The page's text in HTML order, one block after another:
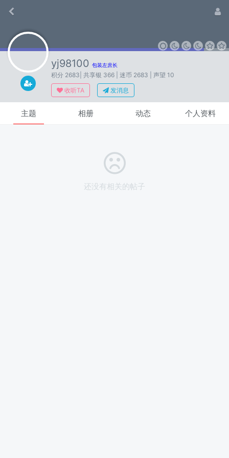
yj98100 包装左庶长
积分 2683 | 共享银 366 | 迷币 2683
| 声望 10
收听TA
发消息
主题 相册 动态 个人资料
还没有相关的帖子